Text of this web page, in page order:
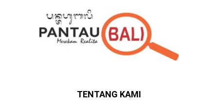
TENTANG KAMI